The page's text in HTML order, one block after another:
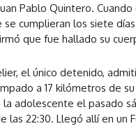
Pablo Quintero.
se cumplieran los siete
que fue hallado su
el único detenido,
a 17 kilómetros de su
adolescente el pasado
las 22:30. Llegó allí en un